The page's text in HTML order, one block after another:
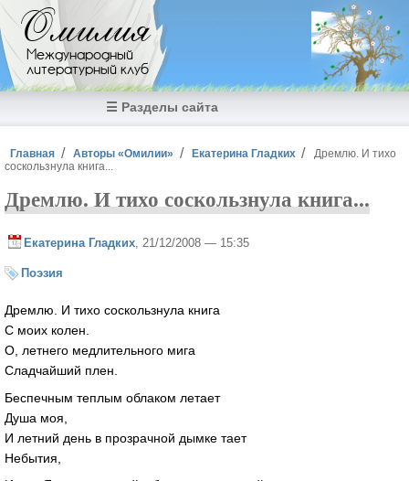
Перейти к основному содержанию
Омилия
Международный
литературный клуб
☰ Разделы сайта
Вы здесь
Главная Авторы «Омилии» Екатерина Гладких
Дремлю. И тихо
соскользнула книга...
Дремлю. И тихо соскользнула книга...
Екатерина Гладких , 21/12/2008 — 15:35
Поэзия
Дремлю. И тихо соскользнула книга
С моих колен.
О, летнего медлительного мига
Сладчайший плен.
Беспечным теплым облаком летает
Душа моя,
И летний день в прозрачной дымке тает
Небытия,